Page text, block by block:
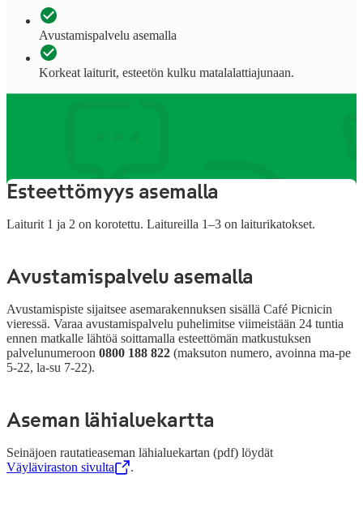
Avustamispalvelu asemalla
Korkeat laiturit, esteetön kulku matalalattiajunaan.
Esteettömyys asemalla
Laiturit 1 ja 2 on korotettu. Laitureilla 1–3 on laiturikatokset.
Avustamispalvelu asemalla
Avustamispiste sijaitsee asemarakennuksen sisällä Café Picnicin
vieressä. Varaa avustamispalvelu puhelimitse viimeistään 24 tuntia
ennen matkalle lähtöä soittamalla esteettömän matkustuksen
palvelunumeroon 0800 188 822 (maksuton numero, avoinna ma-pe
5-22, la-su 7-22).
Aseman lähialuekartta
Seinäjoen rautatieaseman lähialuekartan (pdf) löydät
Väyläviraston sivulta
,Avataan uudessa välilehdessä
.